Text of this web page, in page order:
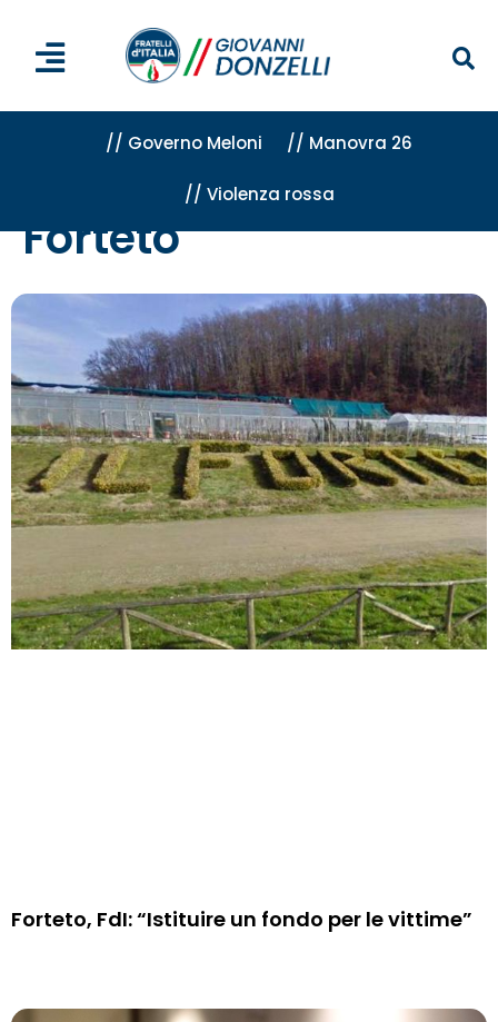
// Governo Meloni // Manovra 26
// Violenza rossa
Forteto
Forteto
Forteto, FdI: “Istituire un fondo per le vittime”